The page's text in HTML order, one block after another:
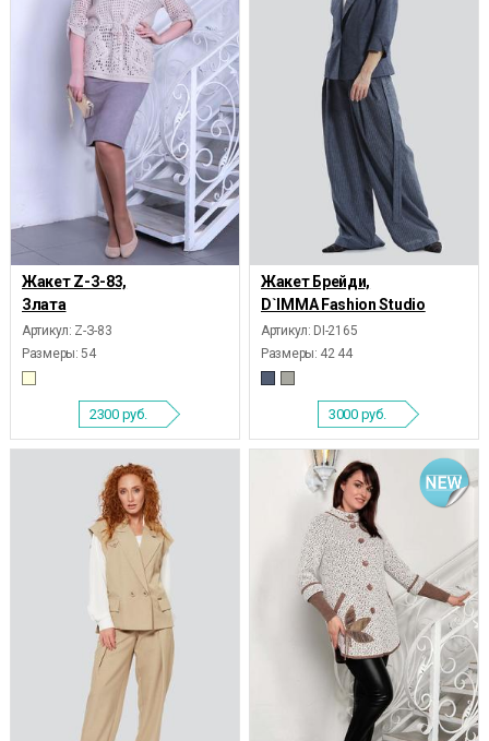
Жакет Z-З-83,
Злата
Артикул: Z-З-83
Размеры: 54
2300 руб.
Жакет Брейди,
D`IMMA Fashion Studio
Артикул: DI-2165
Размеры: 42 44
3000 руб.